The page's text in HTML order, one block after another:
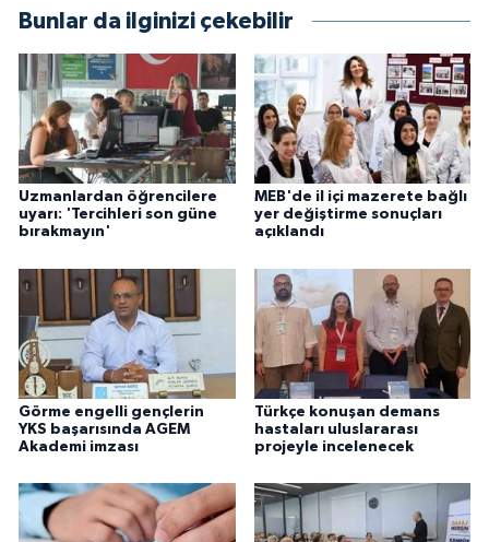
Bunlar da ilginizi çekebilir
Uzmanlardan öğrencilere
uyarı: 'Tercihleri son güne
bırakmayın'
MEB'de il içi mazerete bağlı
yer değiştirme sonuçları
açıklandı
Görme engelli gençlerin
YKS başarısında AGEM
Akademi imzası
Türkçe konuşan demans
hastaları uluslararası
projeyle incelenecek